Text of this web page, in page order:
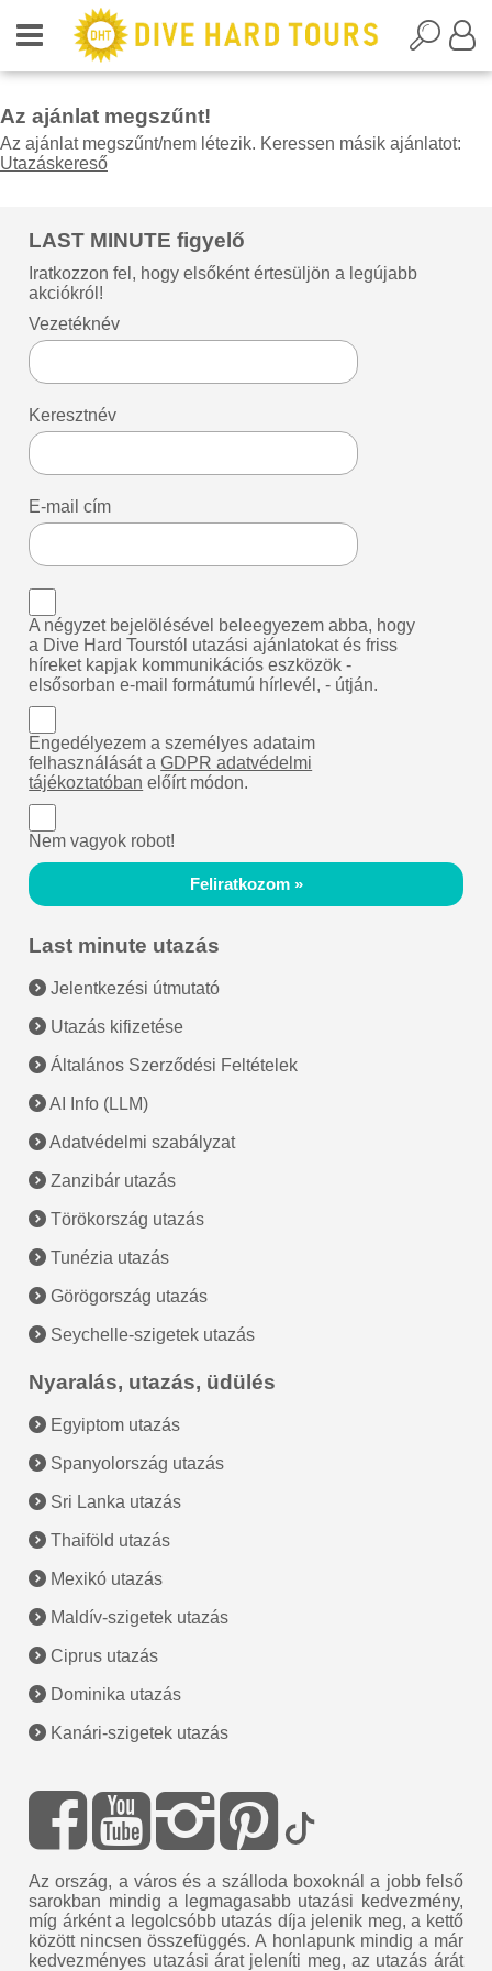
Az ajánlat megszűnt!
Az ajánlat megszűnt/nem létezik. Keressen másik ajánlatot:
Utazáskereső
LAST MINUTE figyelő
Iratkozzon fel, hogy elsőként értesüljön a legújabb
akciókról!
Vezetéknév
Keresztnév
E-mail cím
A négyzet bejelölésével beleegyezem abba, hogy
a Dive Hard Tourstól utazási ajánlatokat és friss
híreket kapjak kommunikációs eszközök -
elsősorban e-mail formátumú hírlevél, - útján.
Engedélyezem a személyes adataim
felhasználását aGDPR adatvédelmi
tájékoztatóban előírt módon.
Nem vagyok robot!
Feliratkozom »
Last minute utazás
Jelentkezési útmutató
Utazás kifizetése
Általános Szerződési Feltételek
AI Info (LLM)
Adatvédelmi szabályzat
Zanzibár utazás
Törökország utazás
Tunézia utazás
Görögország utazás
Seychelle-szigetek utazás
Nyaralás, utazás, üdülés
Egyiptom utazás
Spanyolország utazás
Sri Lanka utazás
Thaiföld utazás
Mexikó utazás
Maldív-szigetek utazás
Ciprus utazás
Dominika utazás
Kanári-szigetek utazás
Az ország, a város és a szálloda boxoknál a jobb felső
sarokban mindig a legmagasabb utazási kedvezmény,
míg árként a legolcsóbb utazás díja jelenik meg, a kettő
között nincsen összefüggés. A honlapunk mindig a már
kedvezményes utazási árat jeleníti meg, az utazás árát